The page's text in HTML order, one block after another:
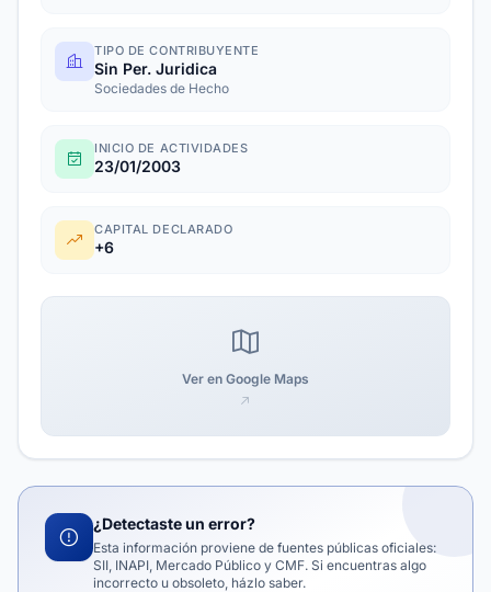
TIPO DE CONTRIBUYENTE
Sin Per. Juridica
Sociedades de Hecho
INICIO DE ACTIVIDADES
23/01/2003
CAPITAL DECLARADO
+6
Ver en Google Maps
¿Detectaste un error?
Esta información proviene de fuentes públicas oficiales:
SII, INAPI, Mercado Público y CMF. Si encuentras algo
incorrecto u obsoleto, házlo saber.